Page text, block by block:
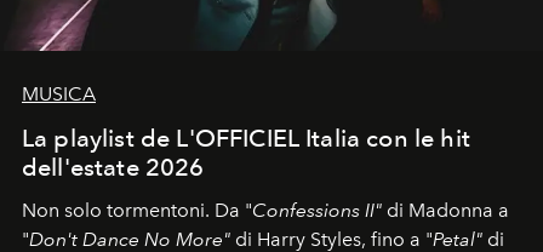
MUSICA
La playlist de L'OFFICIEL Italia con le hit
dell'estate 2026
Non solo tormentoni. Da "Confessions II" di Madonna a
"Don't Dance No More" di Harry Styles, fino a "Petal" di